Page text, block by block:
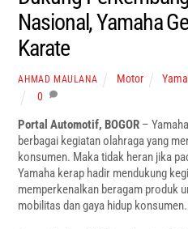
Nasional, Yamaha
Karate
AHMAD MAULANA Motor
0
Portal Automotif, BOGOR –
berbagai kegiatan olahraga yang
konsumen. Maka tidak heran jika
Yamaha kerap hadir mendukung
memperkenalkan beragam produk
mobilitas dan gaya hidup konsumen.